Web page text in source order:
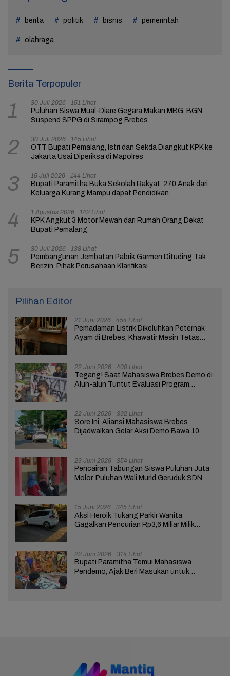
berita politik bisnis pemerintah
olahraga
Berita Terpopuler
1 30 Juli 2026 151 Lihat
Puluhan Siswa Mual-Diare Gegara Makan MBG, BGN
Suspend SPPG di Sirampog Brebes
2 30 Juli 2026 145 Lihat
OTT Bupati Pemalang, Istri dan Sekda Diangkut KPK ke
Jakarta Usai Diperiksa di Mapolres
3 15 Juli 2026 144 Lihat
Bupati Paramitha Buka Sekolah Rakyat, 270 Anak dari
Keluarga Kurang Mampu dapat Pendidikan
4 1 Agustus 2026 142 Lihat
KPK Angkut 3 Motor Mewah dari Rumah Orang Dekat
Bupati Pemalang
5 30 Juli 2026 138 Lihat
Pembangunan Jembatan Pabrik Garmen Dituding Tak
Berizin, Pihak Perusahaan Klarifikasi
Pilihan Editor
21 Juni 2026 454 Lihat
Pemadaman Listrik Dikeluhkan Peternak
Ayam di Brebes, Khawatir Mesin Tetas
22 Juni 2026 400 Lihat
Tegang! Saat Mahasiswa Brebes Demo di
Alun-alun Tuntut Evaluasi Program
22 Juni 2026 392 Lihat
Sore Ini, Aliansi Mahasiswa Brebes
Dijadwalkan Gelar Aksi Demo Bawa 10
23 Juni 2026 354 Lihat
Pencairan Tabungan Siswa Puluhan Juta
Molor, Puluhan Wali Murid Geruduk SDN
15 Juni 2026 345 Lihat
Aksi Heroik Tukang Parkir Wanita
Gagalkan Pencurian Rp3,6 Miliar Milik
22 Juni 2026 314 Lihat
Bupati Paramitha Temui Mahasiswa
Pendemo, Ajak Beri Masukan untuk